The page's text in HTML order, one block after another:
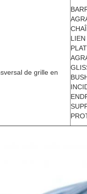
de grille en
LIEN